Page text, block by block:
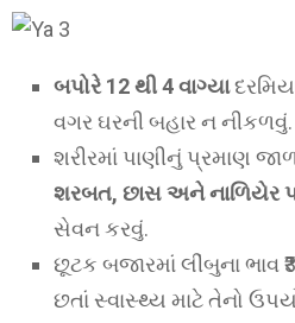
બપોરે 12 થી 4 વાગ્યા
વગર ઘરની બહાર ન નીકળવું.
શરીરમાં પાણીનું પ્રમાણ
શરબત, છાસ અને નાળિયેર
સેવન કરવું.
છૂટક બજારમાં લીંબુના ભાવ
છતાં સ્વાસ્થ્ય માટે તેનો